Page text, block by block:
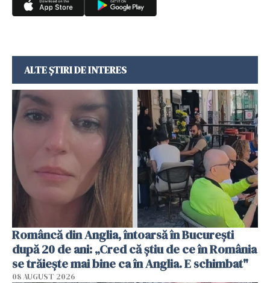
ALTE ȘTIRI DE INTERES
Româncă din Anglia, întoarsă în București
după 20 de ani: „Cred că știu de ce în România
se trăiește mai bine ca în Anglia. E schimbat"
08 AUGUST 2026